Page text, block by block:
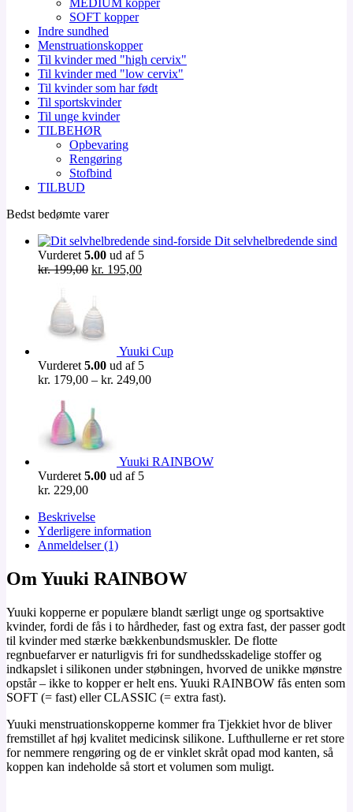
SOFT kopper
Indre sundhed
Menstruationskopper
Til kvinder med "high cervix"
Til kvinder med "low cervix"
Til kvinder som har født
Til sportskvinder
Til unge kvinder
TILBEHØR
Opbevaring
Rengøring
Stofbind
TILBUD
Bedst bedømte varer
Dit selvhelbredende sind
Vurderet 5.00 ud af 5
kr.199,00 Den
var:
kr. 199,00.
kr. 195,00Den
Yuuki Cup
Vurderet 5.00 ud af 5
kr. 179,00 – kr. 249,00Prisinterval:
Yuuki RAINBOW
Vurderet 5.00 ud af 5
kr. 229,00
Beskrivelse
Yderligere information
Anmeldelser (1)
Om Yuuki RAINBOW
Yuuki kopperne er populære blandt særligt unge og sportsaktive
kvinder, fordi de fås i to hårdheder, fast og extra fast, der passer godt
til kvinder med stærke bækkenbundsmuskler. De flotte
regnbuefarver er naturligvis fri for sundhedsskadelige stoffer og
indkapslet i silikonen under støbningen, hvorved de unikke mønstre
opstår – ikke to kopper er helt ens. Yuuki RAINBOW fås enten som
SOFT (= fast) eller CLASSIC (= extra fast).
Yuuki menstruationskopperne kommer fra Tjekkiet hvor de bliver
fremstillet af høj kvalitet medicinsk silikone. Lufthullerne er ret store
for nemmere rengøring og de er vinklet skråt opad mod kanten, så
koppen kan indeholde så stort et volumen som muligt.